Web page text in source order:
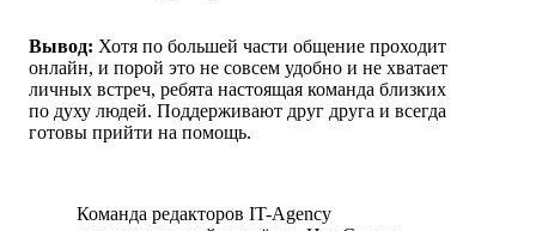
Вывод: Хотя по большей части общение проходит
онлайн, и порой это не совсем удобно и не хватает
личных встреч, ребята настоящая команда близких
по духу людей. Поддерживают друг друга и всегда
готовы прийти на помощь.
Команда редакторов IT-Agency